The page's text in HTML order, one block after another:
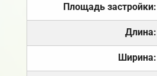
Площадь застройки:
Длина:
Ширина: